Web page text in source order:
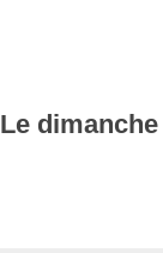
Le dimanche